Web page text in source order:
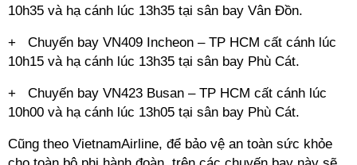
10h35 và hạ cánh lúc 13h35 tại sân bay Vân Đồn.
+ Chuyến bay VN409 Incheon – TP HCM cất cánh lúc
10h15 và hạ cánh lúc 13h35 tại sân bay Phù Cát.
+ Chuyến bay VN423 Busan – TP HCM cất cánh lúc
10h00 và hạ cánh lúc 13h05 tại sân bay Phù Cát.
Cũng theo VietnamAirline, để bảo vệ an toàn sức khỏe